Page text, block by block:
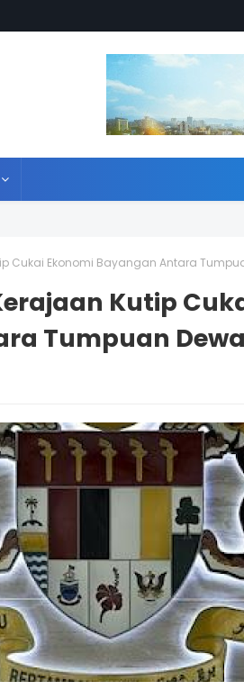
Cukai Ekonomi Bayangan Antara
Kutip
Tumpuan